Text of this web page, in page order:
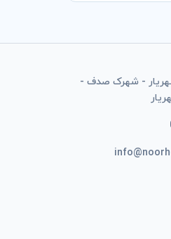
- شهرک صدف -